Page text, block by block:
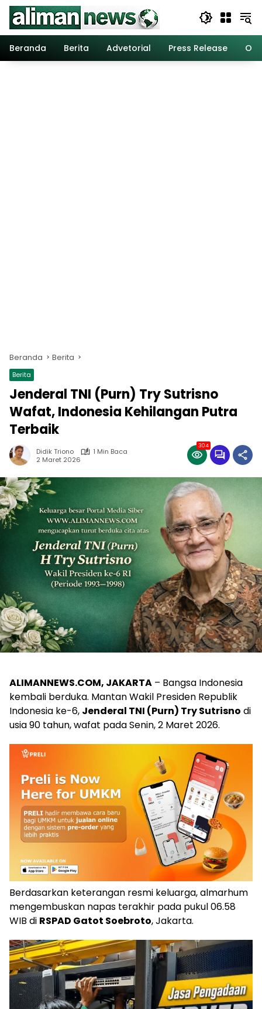
Langsung
konten
Beranda
Berita Advetorial Press Release
Beranda Berita
Berita
Jenderal TNI (Purn) Try Sutrisno
Wafat, Indonesia Kehilangan Putra
Terbaik
Didik Triono
1 Min Baca
2 Maret 2026
304
ALIMANNEWS.COM, JAKARTA – Bangsa Indonesia
kembali berduka. Mantan Wakil Presiden Republik
Indonesia ke-6, Jenderal TNI (Purn) Try Sutrisno di
usia 90 tahun, wafat pada Senin, 2 Maret 2026.
Berdasarkan keterangan resmi keluarga, almarhum
mengembuskan napas terakhir pada pukul 06.58
WIB di RSPAD Gatot Soebroto, Jakarta.